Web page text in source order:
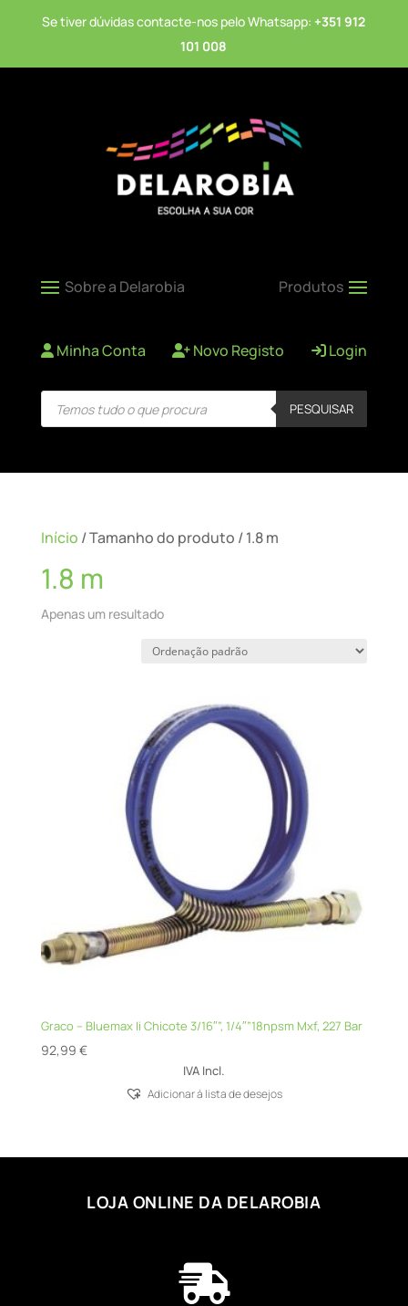
Se tiver dúvidas contacte-nos pelo Whatsapp: +351 912
101 008
Minha Conta Novo Registo Login
Products
search PESQUISAR
Início / Tamanho do produto / 1.8 m
1.8 m
Apenas um resultado
Graco – Bluemax Ii Chicote 3/16″”, 1/4″”18npsm Mxf, 227 Bar
92,99 €
IVA Incl.
Adicionar á lista de desejos
LOJA ONLINE DA DELAROBIA
